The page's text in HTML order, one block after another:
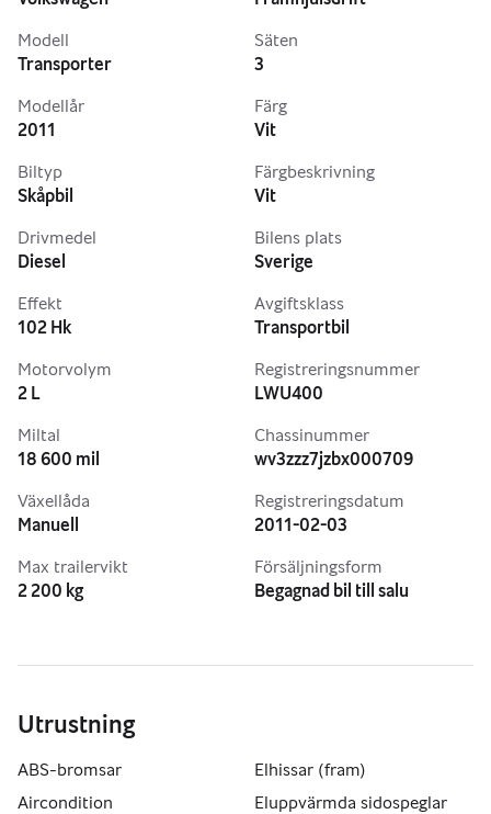
Modell
Transporter
Modellår
2011
Biltyp
Skåpbil
Drivmedel
Diesel
Effekt
102 Hk
Motorvolym
2 L
Miltal
18 600 mil
Växellåda
Manuell
Max trailervikt
2 200 kg
Säten
3
Färg
Vit
Färgbeskrivning
Vit
Bilens plats
Sverige
Avgiftsklass
Transportbil
Registreringsnummer
LWU400
Chassinummer
wv3zzz7jzbx000709
Registreringsdatum
2011-02-03
Försäljningsform
Begagnad bil till salu
Utrustning
ABS-bromsar
Aircondition
Elhissar (fram)
Eluppvärmda sidospeglar